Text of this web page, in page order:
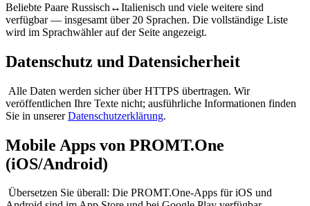
Beliebte Paare Russisch↔Italienisch und viele weitere sind
verfügbar — insgesamt über 20 Sprachen. Die vollständige Liste
wird im Sprachwähler auf der Seite angezeigt.
Datenschutz und Datensicherheit
Alle Daten werden sicher über HTTPS übertragen. Wir
veröffentlichen Ihre Texte nicht; ausführliche Informationen finden
Sie in unsererDatenschutzerklärung.
Mobile Apps von PROMT.One
(iOS/Android)
Übersetzen Sie überall: Die PROMT.One-Apps für iOS und